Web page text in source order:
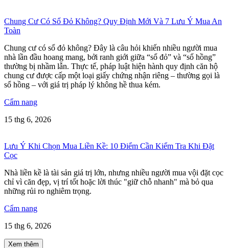
Chung Cư Có Sổ Đỏ Không? Quy Định Mới Và 7 Lưu Ý Mua An
Toàn
Chung cư có sổ đỏ không? Đây là câu hỏi khiến nhiều người mua
nhà lần đầu hoang mang, bởi ranh giới giữa “sổ đỏ” và “sổ hồng”
thường bị nhầm lẫn. Thực tế, pháp luật hiện hành quy định căn hộ
chung cư được cấp một loại giấy chứng nhận riêng – thường gọi là
sổ hồng – với giá trị pháp lý không hề thua kém.
Cẩm nang
15 thg 6, 2026
Lưu Ý Khi Chọn Mua Liền Kề: 10 Điểm Cần Kiểm Tra Khi Đặt
Cọc
Nhà liền kề là tài sản giá trị lớn, nhưng nhiều người mua vội đặt cọc
chỉ vì căn đẹp, vị trí tốt hoặc lời thúc "giữ chỗ nhanh" mà bỏ qua
những rủi ro nghiêm trọng.
Cẩm nang
15 thg 6, 2026
Xem thêm